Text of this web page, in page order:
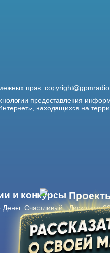
прав:
предоставления
находящихся на
и конкурсы
Денег. Счастливый
Дискотека
Живые
Журнал
Авторадиов